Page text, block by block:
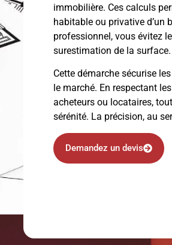
immobilière. Ces calculs
habitable ou privative d’un
professionnel, vous évitez
surestimation de la surface.
Cette démarche sécurise
le marché. En respectant
acheteurs ou locataires,
sérénité. La précision, au
Demandez un devis